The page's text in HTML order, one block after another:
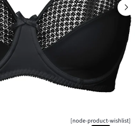
[node-product-wishlist]